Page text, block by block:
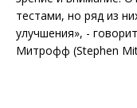
тестами, но ряд из
улучшения», -
Митрофф (Stephen